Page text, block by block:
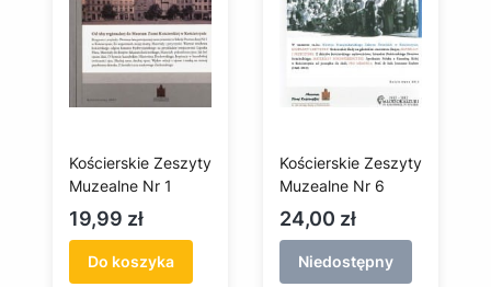
Kościerskie Zeszyty
Muzealne Nr 1
Cena
19,99 zł
Do koszyka
Kościerskie Zeszyty
Muzealne Nr 6
Cena
24,00 zł
Niedostępny